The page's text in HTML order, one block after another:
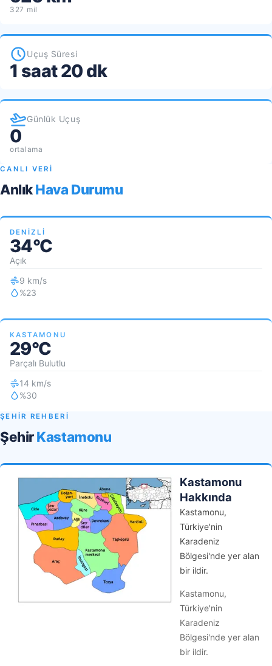
327 mil
Uçuş Süresi
1 saat 20 dk
Günlük Uçuş
0
ortalama
CANLI VERİ
AnlıkHava Durumu
DENIZLI
34°C
Açık
9 km/s
%23
KASTAMONU
29°C
Parçalı Bulutlu
14 km/s
%30
ŞEHİR REHBERİ
ŞehirKastamonu
Kastamonu
Hakkında
Kastamonu,
Türkiye'nin
Karadeniz
Bölgesi'nde yer alan
bir ildir.
Kastamonu,
Türkiye'nin
Karadeniz
Bölgesi'nde yer alan
bir ildir.